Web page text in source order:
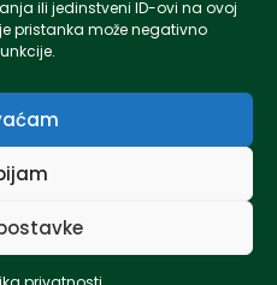
ili jedinstveni ID-ovi na ovoj
pristanka može negativno